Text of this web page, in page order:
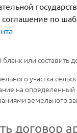
соглашение по
бланк или
участка
на определенный
земельного
договор